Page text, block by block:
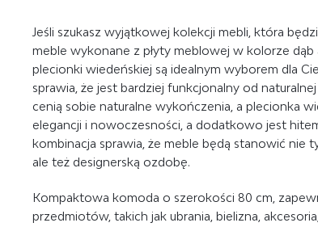
Jeśli szukasz wyjątkowej kolekcji mebli, która
meble wykonane z płyty meblowej w kolorze
plecionki wiedeńskiej są idealnym wyborem dla
sprawia, że jest bardziej funkcjonalny od
cenią sobie naturalne wykończenia, a plecionka
elegancji i nowoczesności, a dodatkowo jest
kombinacja sprawia, że meble będą stanowić nie
ale też designerską ozdobę.
Kompaktowa komoda o szerokości 80 cm,
przedmiotów, takich jak ubrania, bielizna,